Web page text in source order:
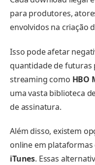
para produtores,
envolvidos na criação
Isso pode afetar
quantidade de futuras
streaming como HBO
uma vasta biblioteca
de assinatura.
Além disso, existem
online em plataformas
iTunes. Essas